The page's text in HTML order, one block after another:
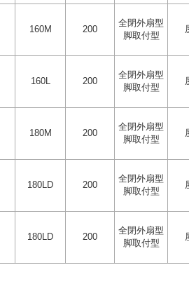
160M 200
全閉外扇型
脚取付型
160L 200
全閉外扇型
脚取付型
180M 200
全閉外扇型
脚取付型
180LD 200
全閉外扇型
脚取付型
180LD 200
全閉外扇型
脚取付型